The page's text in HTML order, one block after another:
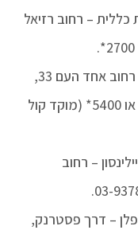
כללית – רחוב רזיאל
לשכת בריאות נפת פתח תקווה – רחוב אחד העם 33,
פתח תקווה. טלפון: 08-6241010 או 5400* (מוקד קול
– רחוב
– דרך פסטרנק,